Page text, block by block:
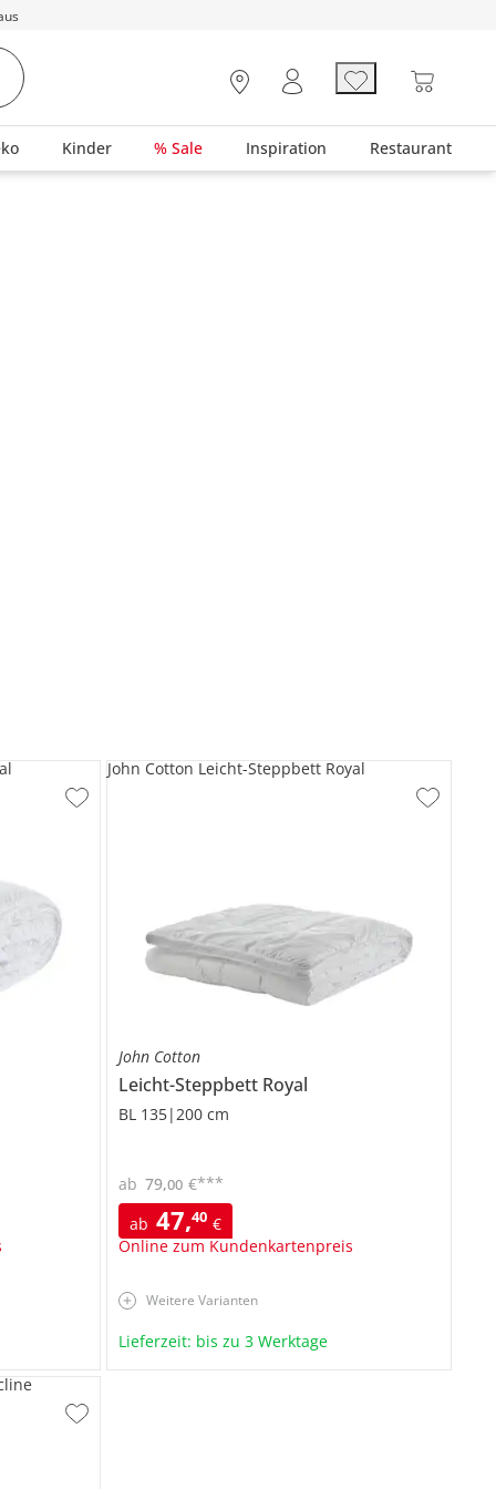
Kinder % Sale Inspiration Restaurant
John Cotton
Leicht-Steppbett Royal
BL 135|200 cm
ab 47,40 €
Online zum Kundenkartenpreis
ab 79,00 €***
John Cotton Leicht-Steppbett Royal
Weitere Varianten
Lieferzeit: bis zu 3 Werktage